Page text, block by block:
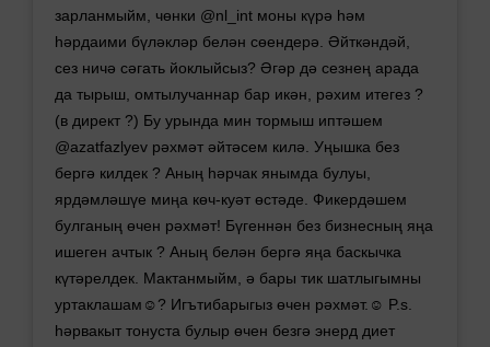
зарланмыйм, чөнки @nl_int моны күрә һәм
һәрдаими бүләкләр белән сөендерә. Әйткәндәй,
сез ничә сәгать йоклыйсыз? Әгәр дә сезнең арада
да тырыш, омтылучаннар бар икән, рәхим итегез ?
(в директ ?) Бу урында мин тормыш иптәшем
@azatfazlyev рәхмәт әйтәсем килә. Уңышка без
бергә килдек ? Аның һәрчак янымда булуы,
ярдәмләшүе миңа көч-куәт өстәде. Фикердәшем
булганың өчен рәхмәт! Бүгеннән без бизнесның яңа
ишеген ачтык ? Аның белән бергә яңа баскычка
күтәрелдек. Мактанмыйм, ә бары тик шатлыгымны
уртаклашам☺️? Игътибарыгыз өчен рәхмәт.☺️ P.s.
hәрвакыт тонуста булыр өчен безгә энерд диет